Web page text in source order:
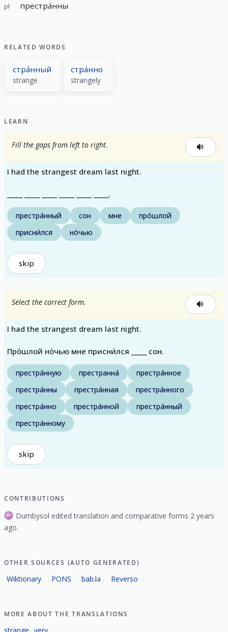
pl престра́нны
RELATED WORDS
стра́нный
strange
стра́нно
strangely
LEARN
Fill the gaps from left to right.
I had the strangest dream last night.
_____ _____ _____ _____ _____ _____.
престра́нный сон мне
про́шлой
присни́лся
но́чью
skip
Select the correct form.
I had the strangest dream last night.
Про́шлой но́чью мне присни́лся _____ сон.
престра́нную престранна́
престра́нное
престра́нны
престра́нная
престра́нного
престра́нно
престра́нной
престра́нный
престра́нному
skip
CONTRIBUTIONS
Dumbysol edited translation and comparative forms 2 years
ago.
OTHER SOURCES (AUTO GENERATED)
Wiktionary PONS bab.la Reverso
MORE ABOUT THE TRANSLATIONS
strange very